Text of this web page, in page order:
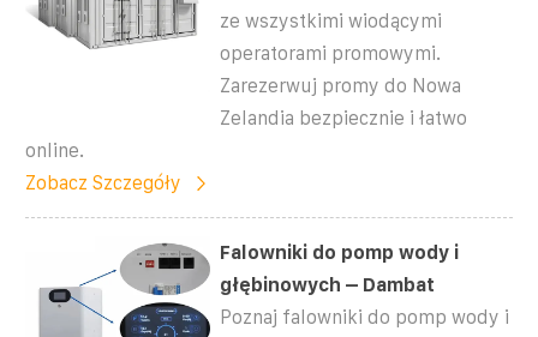
ze wszystkimi wiodącymi
operatorami promowymi.
Zarezerwuj promy do Nowa
Zelandia bezpiecznie i łatwo
online.
Zobacz Szczegóły
Falowniki do pomp wody i
głębinowych – Dambat
Poznaj falowniki do pomp wody i